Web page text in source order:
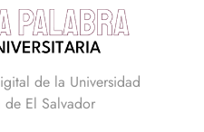
Universitaria
de la Universidad
de El Salvador